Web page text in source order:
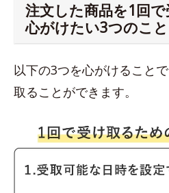
注文した商品を1回
心がけたい3つのこと
以下の3つを心がけること
取ることができます。